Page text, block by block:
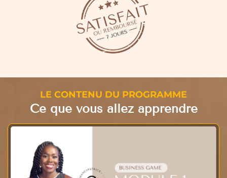
LE CONTENU DU PROGRAMME
Ce que vous allez apprendre